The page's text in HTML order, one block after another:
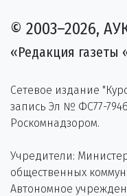
© 2003–2026,
«Редакция газеты
Сетевое издание
запись Эл № ФС77-
Роскомнадзором.
Учредители:
общественных
Автономное